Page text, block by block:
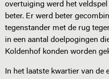
overtuiging werd het veldspel
beter. Er werd beter
tegenstander met de rug
in een aantal doelpogingen
Koldenhof konden worden
In het laatste kwartier van